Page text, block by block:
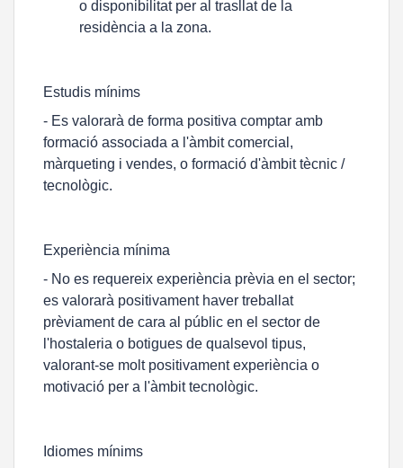
o disponibilitat per al trasllat de la
residència a la zona.
Estudis mínims
- Es valorarà de forma positiva comptar amb
formació associada a l'àmbit comercial,
màrqueting i vendes, o formació d'àmbit tècnic /
tecnològic.
Experiència mínima
- No es requereix experiència prèvia en el sector;
es valorarà positivament haver treballat
prèviament de cara al públic en el sector de
l'hostaleria o botigues de qualsevol tipus,
valorant-se molt positivament experiència o
motivació per a l'àmbit tecnològic.
Idiomes mínims